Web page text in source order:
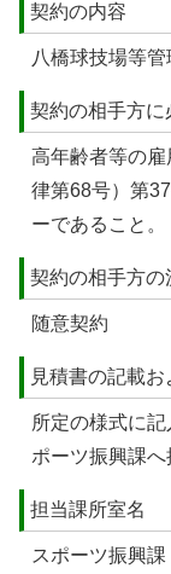
契約の内容
八橋球技場等
契約の相手方に
高年齢者等の
律第68号）第
ーであること。
契約の相手方の
随意契約
見積書の記載
所定の様式に
ポーツ振興課へ
担当課所室名
スポーツ振興課